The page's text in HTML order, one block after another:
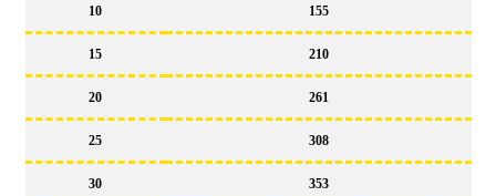
10 155
15 210
20 261
25 308
30 353